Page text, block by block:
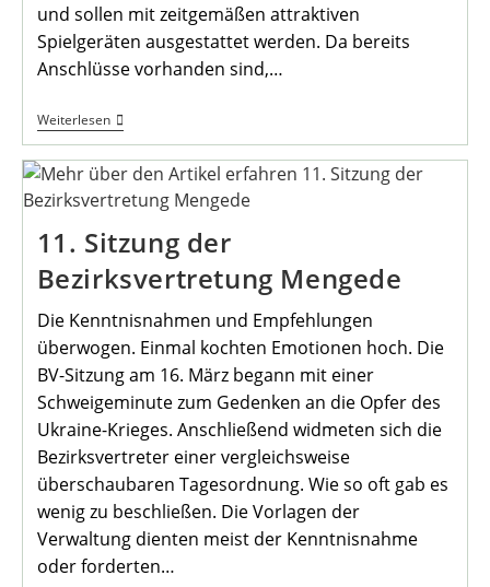
und sollen mit zeitgemäßen attraktiven
Spielgeräten ausgestattet werden. Da bereits
Anschlüsse vorhanden sind,…
WeiterlesenSpielplatzneugestaltung
Im
Volksgarten
Mengede
11. Sitzung der
Bezirksvertretung Mengede
Die Kenntnisnahmen und Empfehlungen
überwogen. Einmal kochten Emotionen hoch. Die
BV-Sitzung am 16. März begann mit einer
Schweigeminute zum Gedenken an die Opfer des
Ukraine-Krieges. Anschließend widmeten sich die
Bezirksvertreter einer vergleichsweise
überschaubaren Tagesordnung. Wie so oft gab es
wenig zu beschließen. Die Vorlagen der
Verwaltung dienten meist der Kenntnisnahme
oder forderten…